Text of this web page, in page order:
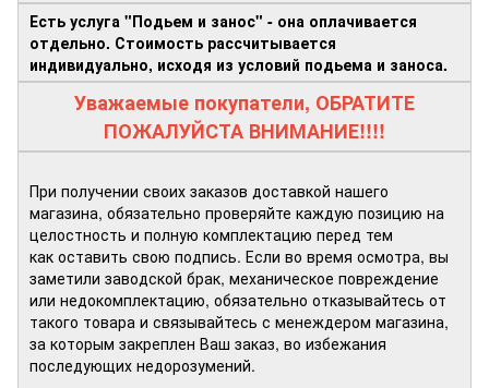
Есть услуга "Подьем и занос" - она оплачивается
отдельно. Стоимость рассчитывается
индивидуально, исходя из условий подьема и заноса.
Уважаемые покупатели, ОБРАТИТЕ
ПОЖАЛУЙСТА ВНИМАНИЕ!!!!
При получении своих заказов доставкой нашего
магазина, обязательно проверяйте каждую позицию на
целостность и полную комплектацию перед тем
как оставить свою подпись. Если во время осмотра, вы
заметили заводской брак, механическое повреждение
или недокомплектацию, обязательно отказывайтесь от
такого товара и связывайтесь с менеждером магазина,
за которым закреплен Ваш заказ, во избежания
последующих недорозумений.